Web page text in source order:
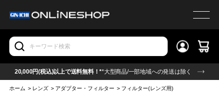
20,000円(税込)以上で送料無料！**大型商品/一部地域への発送は除く
ホーム > レンズ > アダプター・フィルター > フィルター(レンズ用)